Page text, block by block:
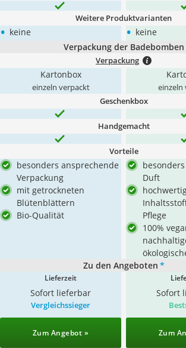
Weitere Produktvarianten
• keine • keine
Verpackung der Badebomben
Verpackung
Kartonbox
einzeln verpackt einzeln
Geschenkbox
Handgemacht
Vorteile
besonders ansprechende
Verpackung
mit getrockneten
Blütenblättern
Bio-Qualität
Duft
Pflege
100%
Zu den Angeboten *
Lieferzeit
Sofort lieferbar Sofort
Vergleichssieger
Zum Angebot » Zum